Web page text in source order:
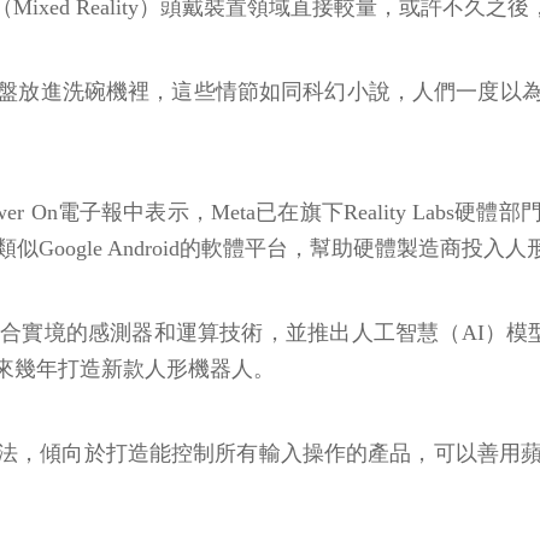
Mixed Reality）頭戴裝置領域直接較量，或許不久之
放進洗碗機裡，這些情節如同科幻小說，人們一度以
On電子報中表示，Meta已在旗下Reality Labs硬體
Google Android的軟體平台，幫助硬體製造商投入人
實境的感測器和運算技術，並推出人工智慧（AI）
年打造新款人形機器人。
，傾向於打造能控制所有輸入操作的產品，可以善用